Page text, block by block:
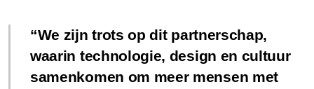
We zijn trots op dit partnerschap,
waarin technologie, design en cultuur
samenkomen om meer mensen met